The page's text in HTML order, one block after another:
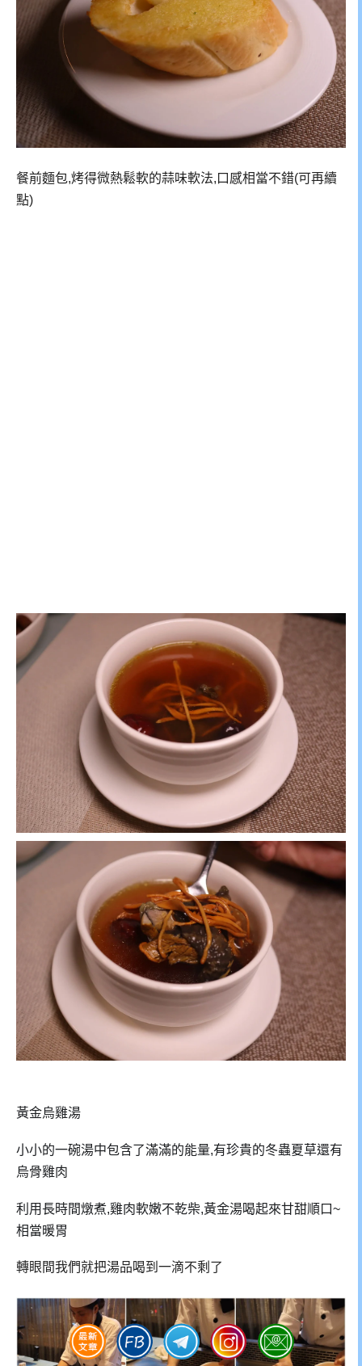
餐前麵包,烤得微熱鬆軟的蒜味軟法,口感相當不錯(可再續
點)
黃金烏雞湯
小小的一碗湯中包含了滿滿的能量,有珍貴的冬蟲夏草還有
烏骨雞肉
利用長時間燉煮,雞肉軟嫩不乾柴,黃金湯喝起來甘甜順口~
相當暖胃
轉眼間我們就把湯品喝到一滴不剩了